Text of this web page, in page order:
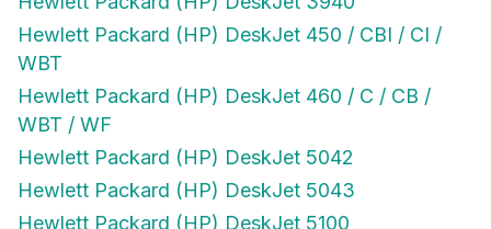
Hewlett Packard (HP) DeskJet 450 / CBI / CI /
WBT
Hewlett Packard (HP) DeskJet 460 / C / CB /
WBT / WF
Hewlett Packard (HP) DeskJet 5042
Hewlett Packard (HP) DeskJet 5043
Hewlett Packard (HP) DeskJet 5100